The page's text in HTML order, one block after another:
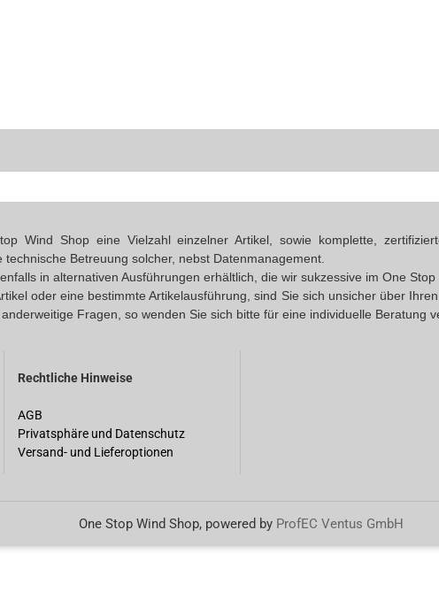
Wind Shop eine Vielzahl einzelner Artikel, sowie komplette,
Betreuung solcher, nebst Datenmanagement.
in alternativen Ausführungen erhältlich, die wir sukzessive im One
oder eine bestimmte Artikelausführung, sind Sie sich unsicher über
Fragen, so wenden Sie sich bitte für eine individuelle Beratung
Rechtliche Hinweise
AGB
Privatsphäre und Datenschutz
Versand- und Lieferoptionen
One Stop Wind Shop, powered by ProfEC Ventus GmbH